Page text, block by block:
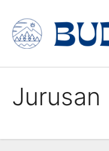
content
Jurusan